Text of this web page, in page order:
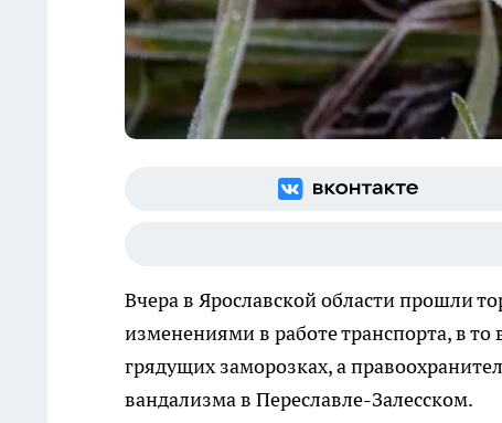
Вчера в Ярославской области прошли
изменениями в работе транспорта, в
грядущих заморозках, а
вандализма в Переславле-Залесском.